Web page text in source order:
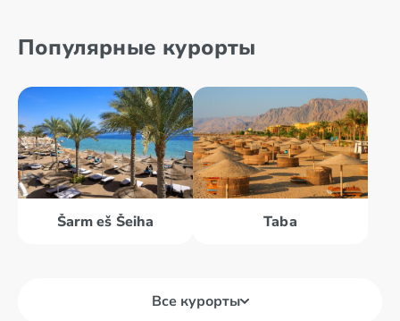
Популярные курорты
Šarm eš Šeiha Taba
Все курорты